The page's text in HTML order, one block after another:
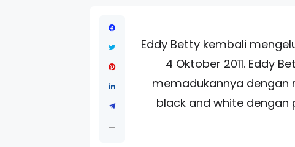
Eddy Betty kembali
4 Oktober 2011. Eddy
memadukannya dengan
black and white dengan